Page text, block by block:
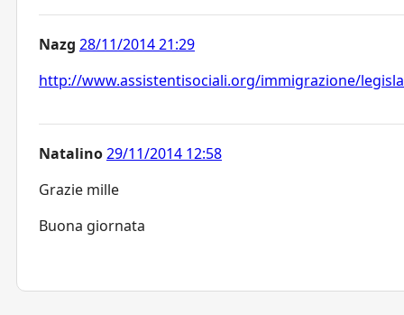
Nazg 28/11/2014 21:29
http://www.assistentisociali.org/immigrazione/
Natalino29/11/2014 12:58
Grazie mille
Buona giornata